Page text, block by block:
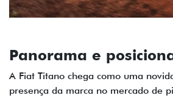
Panorama e
A Fiat Titano chega como uma
presença da marca no mercado de